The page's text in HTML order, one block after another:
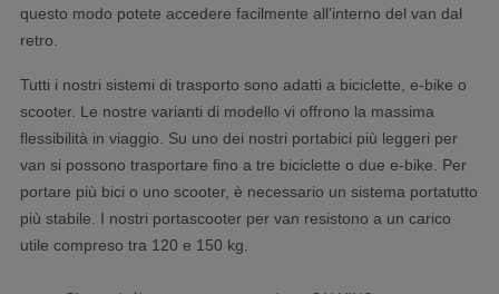
questo modo potete accedere facilmente all'interno del van dal
retro.
Tutti i nostri sistemi di trasporto sono adatti a biciclette, e-bike o
scooter. Le nostre varianti di modello vi offrono la massima
flessibilità in viaggio. Su uno dei nostri portabici più leggeri per
van si possono trasportare fino a tre biciclette o due e-bike. Per
portare più bici o uno scooter, è necessario un sistema portatutto
più stabile. I nostri portascooter per van resistono a un carico
utile compreso tra 120 e 150 kg.